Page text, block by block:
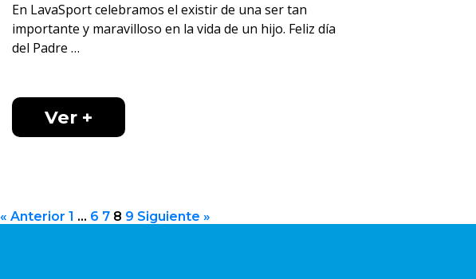
En LavaSport celebramos el existir de una ser tan
importante y maravilloso en la vida de un hijo. Feliz día
del Padre …
Ver +
« Anterior 1 … 6 7 8 9 Siguiente »